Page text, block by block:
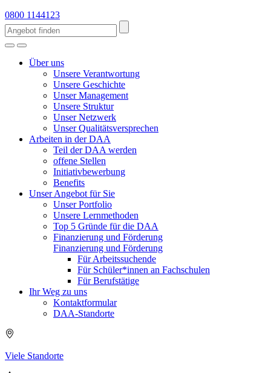
0800 1144123
Über uns
Unsere Verantwortung
Unsere Geschichte
Unser Management
Unsere Struktur
Unser Netzwerk
Unser Qualitätsversprechen
Arbeiten in der DAA
Teil der DAA werden
offene Stellen
Initiativbewerbung
Benefits
Unser Angebot für Sie
Unser Portfolio
Unsere Lernmethoden
Top 5 Gründe für die DAA
Finanzierung und Förderung
Finanzierung und Förderung
Für Arbeitssuchende
Für Schüler*innen an Fachschulen
Für Berufstätige
Ihr Weg zu uns
Kontaktformular
DAA-Standorte
Viele Standorte